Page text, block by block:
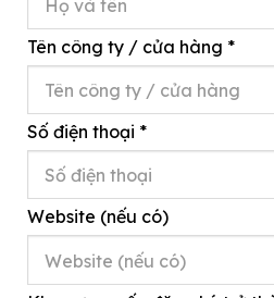
Tên công ty / cửa hàng *
Số điện thoại *
Website (nếu có)